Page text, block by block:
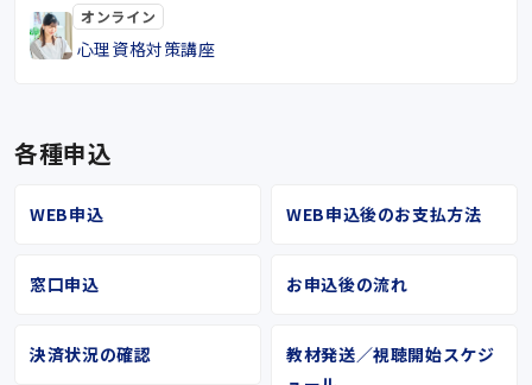
オンライン
心理資格対策講座
各種申込
WEB申込 WEB申込後のお支払方法
窓口申込 お申込後の流れ
決済状況の確認
教材発送／視聴開始スケジ